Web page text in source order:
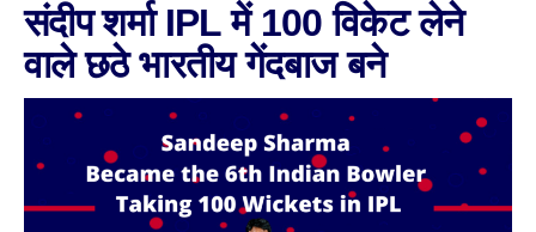
संदीप शर्मा IPL में 100 विकेट लेने
वाले छठे भारतीय गेंदबाज बने